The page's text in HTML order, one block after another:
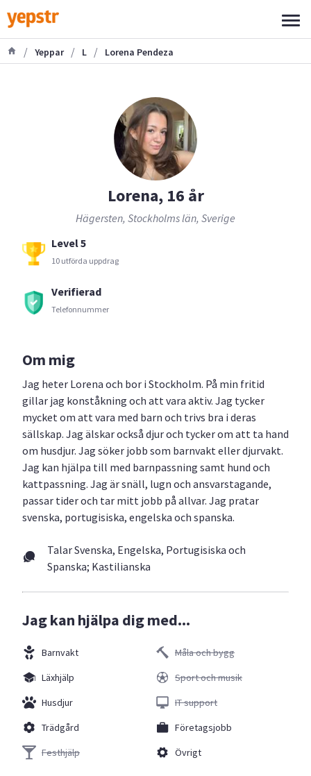
/ Yeppar / L / Lorena Pendeza
Lorena, 16 år
Hägersten, Stockholms län, Sverige
Level 5
10 utförda uppdrag
Verifierad
Telefonnummer
Om mig
Jag heter Lorena och bor i Stockholm. På min fritid
gillar jag konståkning och att vara aktiv. Jag tycker
mycket om att vara med barn och trivs bra i deras
sällskap. Jag älskar också djur och tycker om att ta hand
om husdjur. Jag söker jobb som barnvakt eller djurvakt.
Jag kan hjälpa till med barnpassning samt hund och
kattpassning. Jag är snäll, lugn och ansvarstagande,
passar tider och tar mitt jobb på allvar. Jag pratar
svenska, portugisiska, engelska och spanska.
Talar Svenska, Engelska, Portugisiska och
Spanska; Kastilianska
Jag kan hjälpa dig med...
Barnvakt
Läxhjälp
Husdjur
Trädgård
Festhjälp
Måla och bygg
Sport och musik
IT support
Företagsjobb
Övrigt